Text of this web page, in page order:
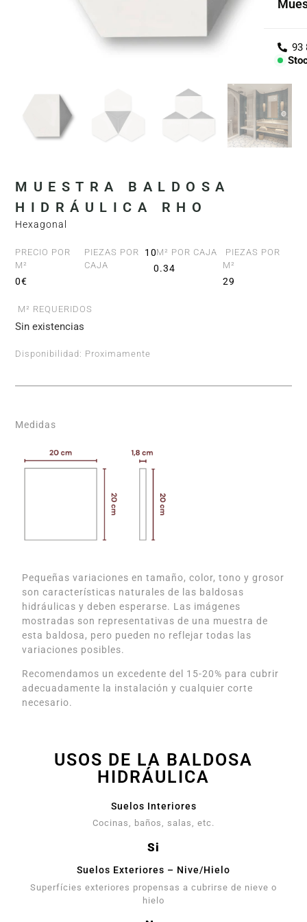
MUESTRA BALDOSA
HIDRÁULICA RHO
Hexagonal
PRECIO POR
M²
0€
PIEZAS POR
CAJA
10M² POR CAJA
0.34
PIEZAS POR
M²
29
M² REQUERIDOS
Sin existencias
Disponibilidad: Proximamente
Medidas
Pequeñas variaciones en tamaño, color, tono y grosor
son características naturales de las baldosas
hidráulicas y deben esperarse. Las imágenes
mostradas son representativas de una muestra de
esta baldosa, pero pueden no reflejar todas las
variaciones posibles.
Recomendamos un excedente del 15-20% para cubrir
adecuadamente la instalación y cualquier corte
necesario.
USOS DE LA BALDOSA
HIDRÁULICA
Suelos Interiores
Cocinas, baños, salas, etc.
Si
Suelos Exteriores – Nive/Hielo
Superfícies exteriores propensas a cubrirse de nieve o
hielo